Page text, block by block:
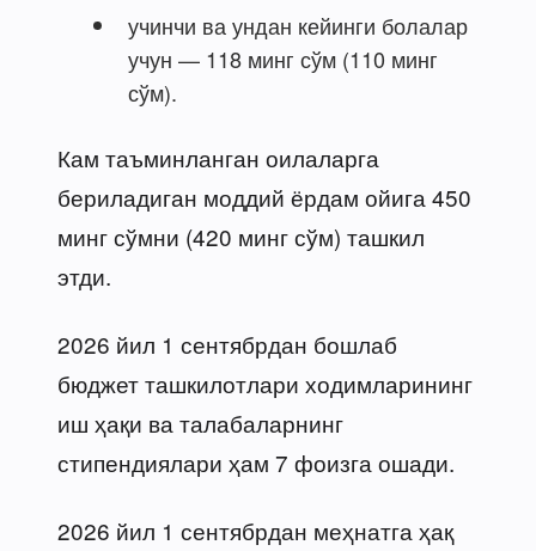
учинчи ва ундан кейинги болалар
учун — 118 минг сўм (110 минг
сўм).
Кам таъминланган оилаларга
бериладиган моддий ёрдам ойига 450
минг сўмни (420 минг сўм) ташкил
этди.
2026 йил 1 сентябрдан бошлаб
бюджет ташкилотлари ходимларининг
иш ҳақи ва талабаларнинг
стипендиялари ҳам 7 фоизга ошади.
2026 йил 1 сентябрдан меҳнатга ҳақ